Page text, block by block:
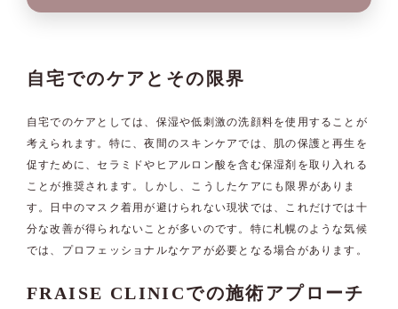
自宅でのケアとその限界
自宅でのケアとしては、保湿や低刺激の洗顔料を使用することが
考えられます。特に、夜間のスキンケアでは、肌の保護と再生を
促すために、セラミドやヒアルロン酸を含む保湿剤を取り入れる
ことが推奨されます。しかし、こうしたケアにも限界がありま
す。日中のマスク着用が避けられない現状では、これだけでは十
分な改善が得られないことが多いのです。特に札幌のような気候
では、プロフェッショナルなケアが必要となる場合があります。
FRAISE CLINICでの施術アプローチ